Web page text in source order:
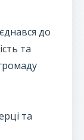
до
та
та